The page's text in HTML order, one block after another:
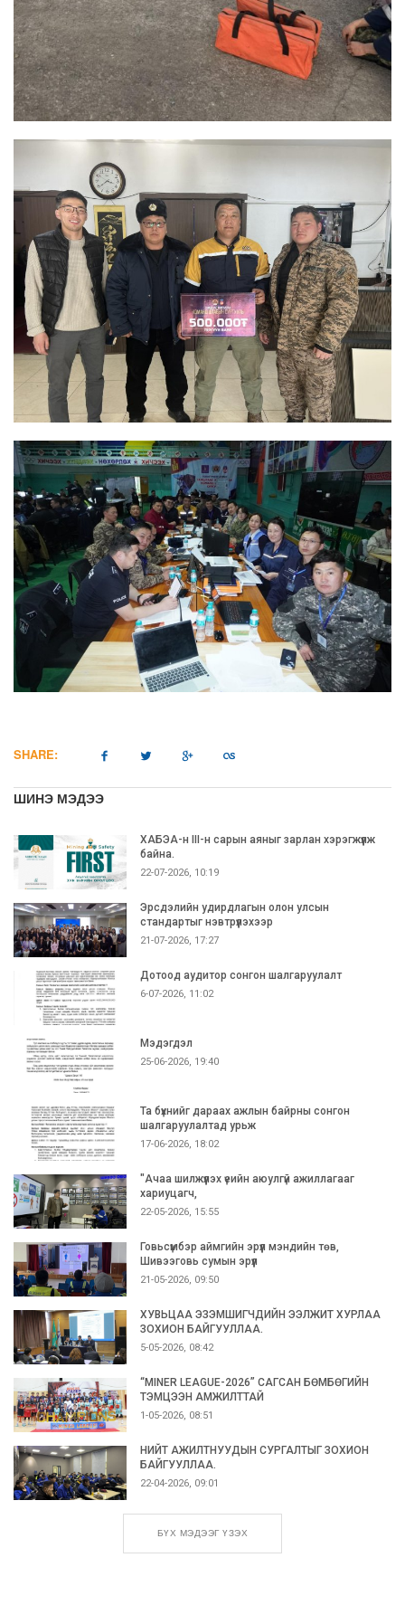
SHARE:
ШИНЭ МЭДЭЭ
ХАБЭА-н III-н сарын аяныг зарлан хэрэгжүүлж
байна.
22-07-2026, 10:19
Эрсдэлийн удирдлагын олон улсын
стандартыг нэвтрүүлэхээр
21-07-2026, 17:27
Дотоод аудитор сонгон шалгаруулалт
6-07-2026, 11:02
Мэдэгдэл
25-06-2026, 19:40
Та бүхнийг дараах ажлын байрны сонгон
шалгаруулалтад урьж
17-06-2026, 18:02
"Ачаа шилжүүлэх үеийн аюулгүй ажиллагааг
хариуцагч,
22-05-2026, 15:55
Говьсүмбэр аймгийн эрүүл мэндийн төв,
Шивээговь сумын эрүүл
21-05-2026, 09:50
ХУВЬЦАА ЭЗЭМШИГЧДИЙН ЭЭЛЖИТ ХУРЛАА
ЗОХИОН БАЙГУУЛЛАА.
5-05-2026, 08:42
“MINER LEAGUE-2026” САГСАН БӨМБӨГИЙН
ТЭМЦЭЭН АМЖИЛТТАЙ
1-05-2026, 08:51
НИЙТ АЖИЛТНУУДЫН СУРГАЛТЫГ ЗОХИОН
БАЙГУУЛЛАА.
22-04-2026, 09:01
БҮХ МЭДЭЭГ ҮЗЭХ